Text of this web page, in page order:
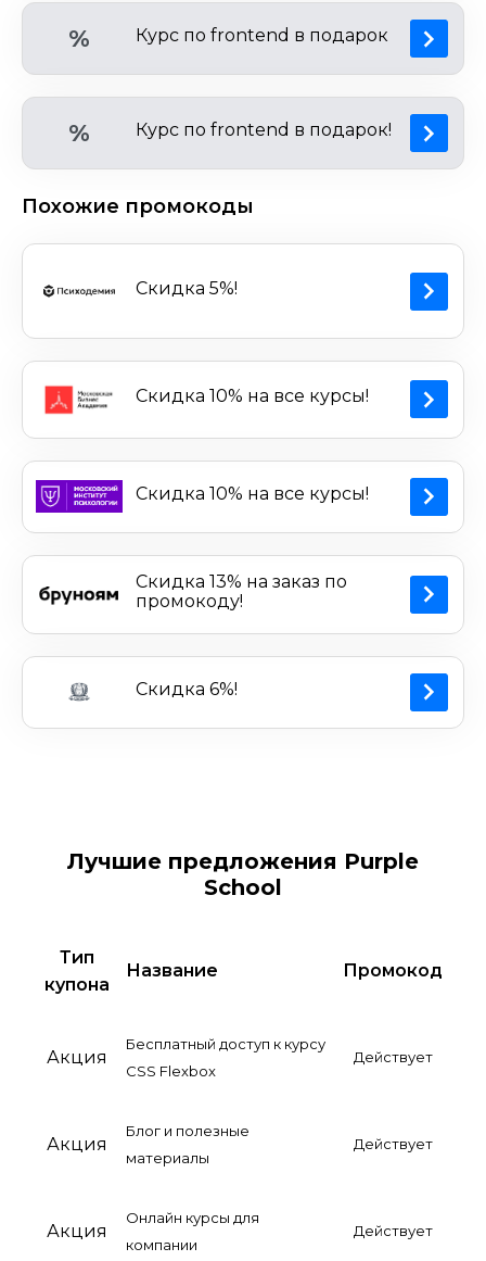
% Курс по frontend в подарок
% Курс по frontend в подарок!
Похожие промокоды
Скидка 5%!
Скидка 10% на все курсы!
Скидка 10% на все курсы!
Скидка 13% на заказ по
промокоду!
Скидка 6%!
Лучшие предложения Purple
School
Тип
купона
Название Промокод
Акция
Бесплатный доступ к курсу
CSS Flexbox
Действует
Акция
Блог и полезные
материалы
Действует
Акция
Онлайн курсы для
компании
Действует